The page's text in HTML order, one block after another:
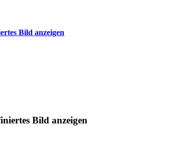
Bild anzeigen
Bild anzeigen